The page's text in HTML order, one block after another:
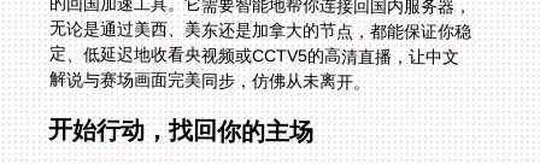
解说与赛场画面完美同步，仿佛从未离开。
开始行动，找回你的主场